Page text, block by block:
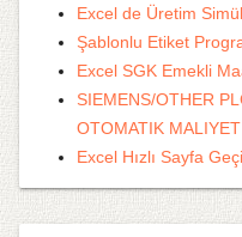
Excel de Üretim
Şablonlu Etiket
Excel SGK Emekli
SIEMENS/OTHER
OTOMATIK
Excel Hızlı Sayfa